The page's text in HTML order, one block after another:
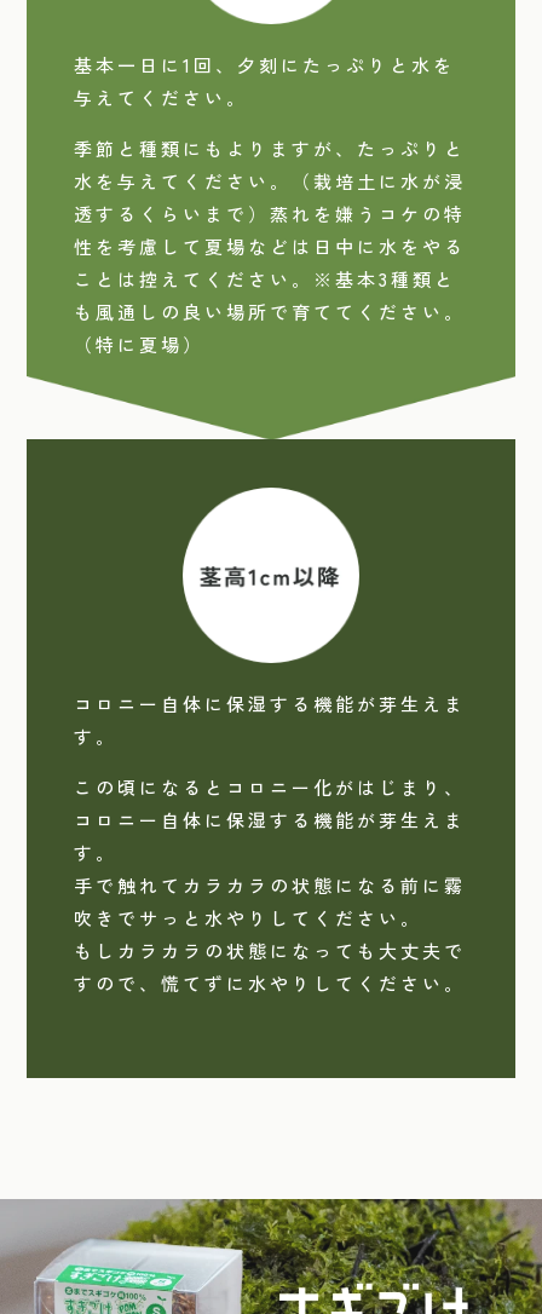
基本一日に1回、夕刻にたっぷりと水を
与えてください。
季節と種類にもよりますが、たっぷりと
水を与えてください。（栽培土に水が浸
透するくらいまで）蒸れを嫌うコケの特
性を考慮して夏場などは日中に水をやる
ことは控えてください。※基本3種類と
も風通しの良い場所で育ててください。
（特に夏場）
コロニー自体に保湿する機能が芽生えま
す。
この頃になるとコロニー化がはじまり、
コロニー自体に保湿する機能が芽生えま
す。
手で触れてカラカラの状態になる前に霧
吹きでサっと水やりしてください。
もしカラカラの状態になっても大丈夫で
すので、慌てずに水やりしてください。